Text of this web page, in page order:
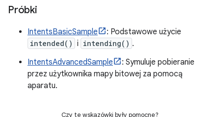
Próbki
IntentsBasicSample : Podstawowe użycie
intended() i intending() .
IntentsAdvancedSample
: Symuluje pobieranie
przez użytkownika mapy bitowej za pomocą
aparatu.
Czy te wskazówki były pomocne?